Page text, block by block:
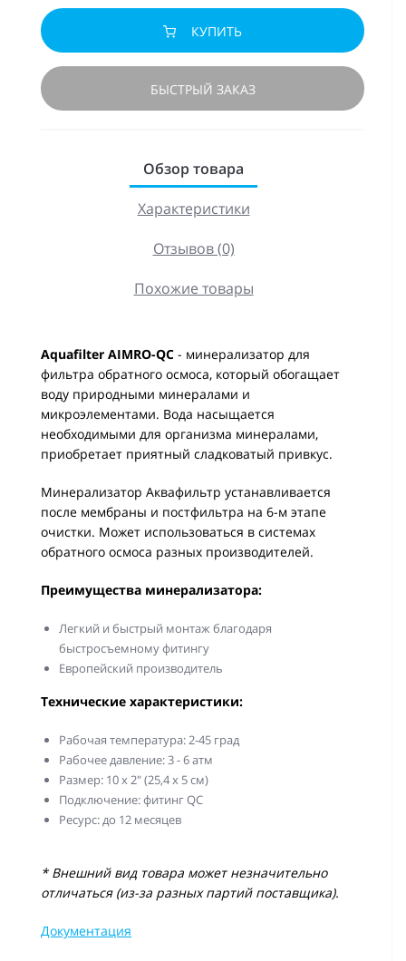
КУПИТЬ
БЫСТРЫЙ ЗАКАЗ
Обзор товара
Характеристики
Отзывов (0)
Похожие товары
Aquafilter AIMRO-QC - минерализатор для
фильтра обратного осмоса, который обогащает
воду природными минералами и
микроэлементами. Вода насыщается
необходимыми для организма минералами,
приобретает приятный сладковатый привкус.
Минерализатор Аквафильтр устанавливается
после мембраны и постфильтра на 6-м этапе
очистки. Может использоваться в системах
обратного осмоса разных производителей.
Преимущества минерализатора:
Легкий и быстрый монтаж благодаря
быстросъемному фитингу
Европейский производитель
Технические характеристики:
Рабочая температура: 2-45 град
Рабочее давление: 3 - 6 атм
Размер: 10 х 2" (25,4 х 5 см)
Подключение: фитинг QC
Ресурс: до 12 месяцев
* Внешний вид товара может незначительно
отличаться (из-за разных партий поставщика).
Документация